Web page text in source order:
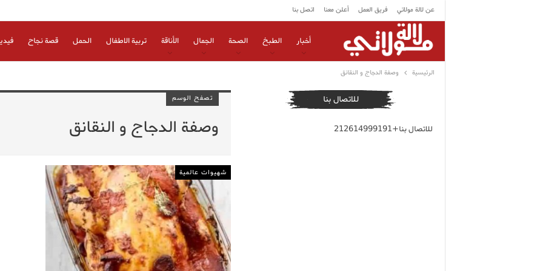
عن لالة مولاتي فريق العمل أعلن معنا اتصل بنا
أخبار الطبخ الصحة الجمال الأناقة تربية الاطفال الحمل قصة نجاح
الرئيسية وصفة الدجاج و النقانق
تصفح الوسم
وصفة الدجاج و النقانق
شهيوات عالمية
للاتصال بنا
للاتصال بنا+212614999191